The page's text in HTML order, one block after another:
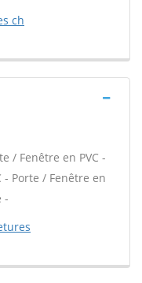
ch
/ Fenêtre en PVC -
Porte / Fenêtre en
-